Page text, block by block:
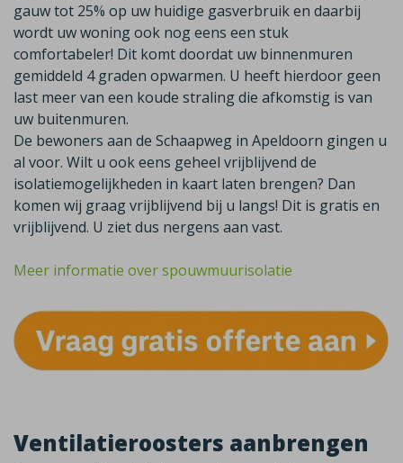
gauw tot 25% op uw huidige gasverbruik en daarbij
wordt uw woning ook nog eens een stuk
comfortabeler! Dit komt doordat uw binnenmuren
gemiddeld 4 graden opwarmen. U heeft hierdoor geen
last meer van een koude straling die afkomstig is van
uw buitenmuren.
De bewoners aan de Schaapweg in Apeldoorn gingen u
al voor. Wilt u ook eens geheel vrijblijvend de
isolatiemogelijkheden in kaart laten brengen? Dan
komen wij graag vrijblijvend bij u langs! Dit is gratis en
vrijblijvend. U ziet dus nergens aan vast.
Meer informatie over spouwmuurisolatie
Ventilatieroosters aanbrengen